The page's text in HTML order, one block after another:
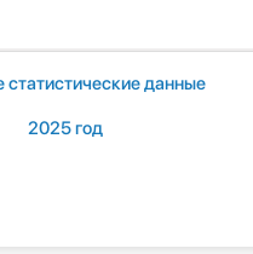
статистические данные
2025 год